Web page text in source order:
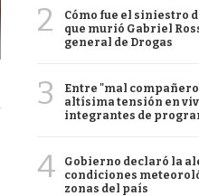
2
Cómo fue el siniestro
que murió Gabriel
general de Drogas
3
Entre "mal
altísima tensión en
integrantes de
4
Gobierno declaró la
condiciones
zonas del país